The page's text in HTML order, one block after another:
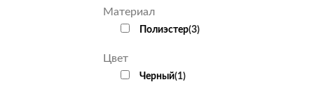
Материал
Полиэстер(3)
Цвет
Черный(1)